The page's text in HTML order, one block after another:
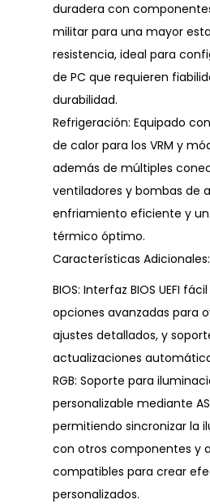
duradera con
militar para una mayor
resistencia, ideal para
de PC que requieren
durabilidad.
Refrigeración: Equipado
de calor para los VRM y
además de múltiples
ventiladores y bombas de
enfriamiento eficiente y
térmico óptimo.
Características Adicionales:
BIOS: Interfaz BIOS UEFI
opciones avanzadas para
ajustes detallados, y
actualizaciones
RGB: Soporte para
personalizable mediante
permitiendo sincronizar la
con otros componentes y
compatibles para crear
personalizados.